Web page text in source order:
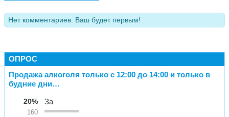
Нет комментариев. Ваш будет первым!
ОПРОС
Продажа алкоголя только с 12:00 до 14:00 и только в
будние дни…
20%
160
За